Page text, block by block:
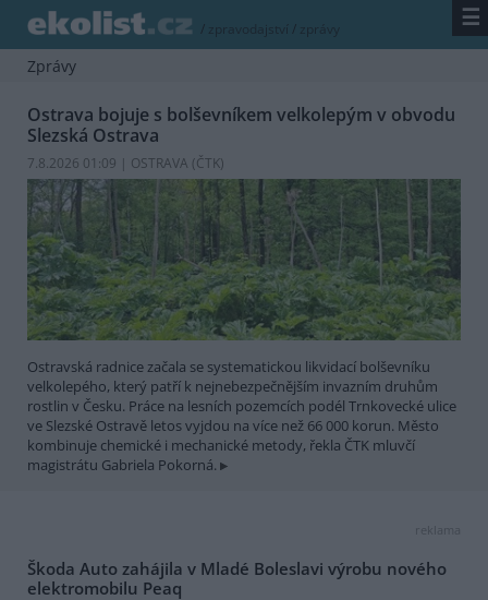
/ zpravodajství / zprávy ☰
Zprávy
Ostrava bojuje s bolševníkem velkolepým v obvodu
Slezská Ostrava
7.8.2026 01:09 | OSTRAVA (ČTK)
Ostravská radnice začala se systematickou likvidací bolševníku
velkolepého, který patří k nejnebezpečnějším invazním druhům
rostlin v Česku. Práce na lesních pozemcích podél Trnkovecké ulice
ve Slezské Ostravě letos vyjdou na více než 66 000 korun. Město
kombinuje chemické i mechanické metody, řekla ČTK mluvčí
magistrátu Gabriela Pokorná.
reklama
Škoda Auto zahájila v Mladé Boleslavi výrobu nového
elektromobilu Peaq